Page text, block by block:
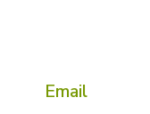
Email